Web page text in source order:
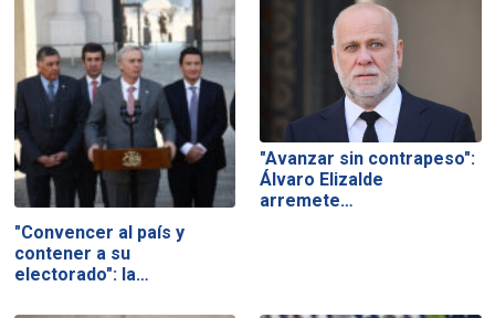
"Convencer al país y
contener a su
electorado": la…
"Avanzar sin contrapeso":
Álvaro Elizalde
arremete…